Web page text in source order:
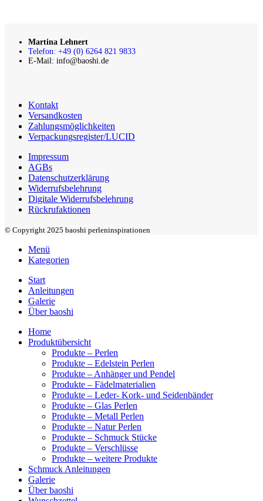
Martina Lehnert
Telefon: +49 (0) 6264 821 9833
E-Mail: info@baoshi.de
Kontakt
Versandkosten
Zahlungsmöglichkeiten
Verpackungsregister/LUCID
Impressum
AGBs
Datenschutzerklärung
Widerrufsbelehrung
Digitale Widerrufsbelehrung
Rückrufaktionen
© Copyright 2025 baoshi perleninspirationen
Menü
Kategorien
Start
Anleitungen
Galerie
Über baoshi
Home
Produktübersicht
Produkte – Perlen
Produkte – Edelstein Perlen
Produkte – Anhänger und Pendel
Produkte – Fädelmaterialien
Produkte – Leder- Kork- und Seidenbänder
Produkte – Glas Perlen
Produkte – Metall Perlen
Produkte – Natur Perlen
Produkte – Schmuck Stücke
Produkte – Verschlüsse
Produkte – weitere Produkte
Schmuck Anleitungen
Galerie
Über baoshi